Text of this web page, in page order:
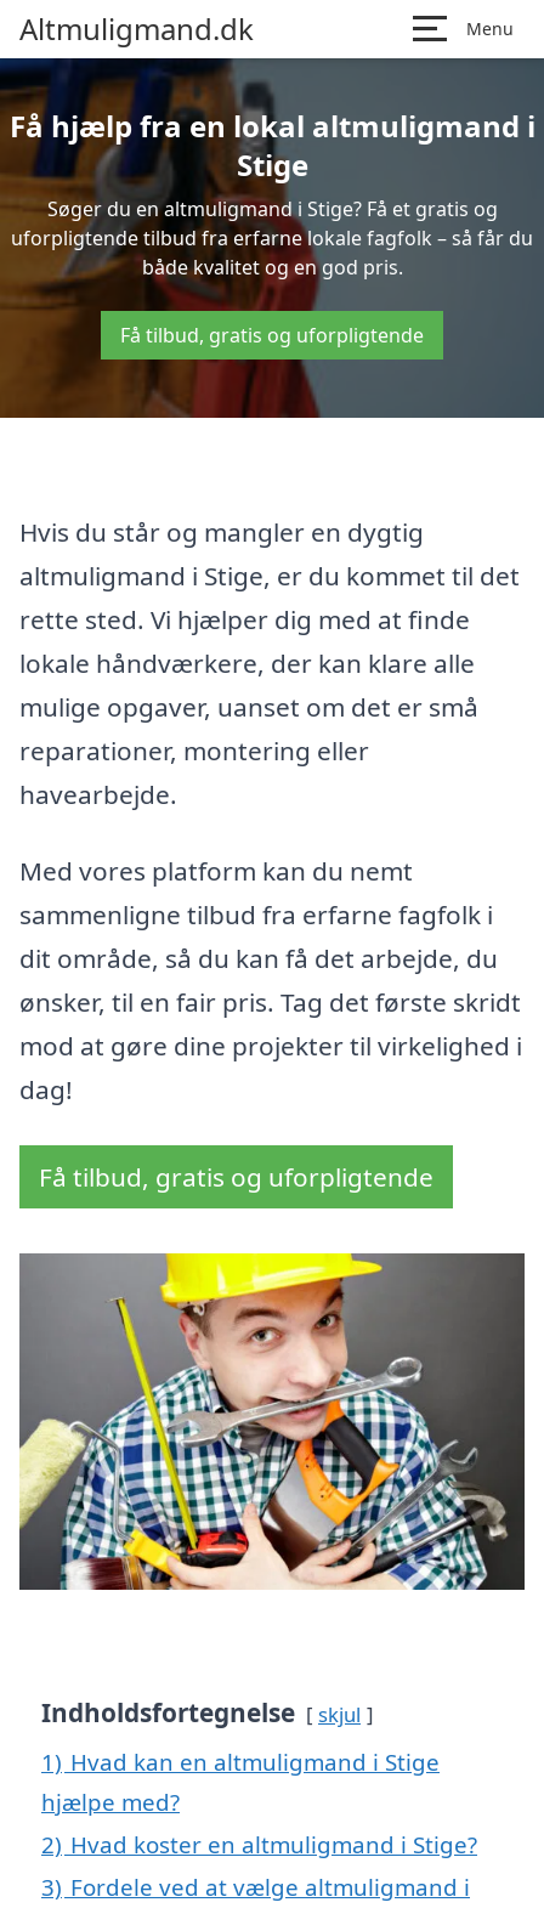
Altmuligmand.dk Menu
Få hjælp fra en lokal altmuligmand i
Stige
Søger du en altmuligmand i Stige? Få et gratis og
uforpligtende tilbud fra erfarne lokale fagfolk – så får du
både kvalitet og en god pris.
Få tilbud, gratis og uforpligtende
Hvis du står og mangler en dygtig
altmuligmand i Stige, er du kommet til det
rette sted. Vi hjælper dig med at finde
lokale håndværkere, der kan klare alle
mulige opgaver, uanset om det er små
reparationer, montering eller
havearbejde.
Med vores platform kan du nemt
sammenligne tilbud fra erfarne fagfolk i
dit område, så du kan få det arbejde, du
ønsker, til en fair pris. Tag det første skridt
mod at gøre dine projekter til virkelighed i
dag!
Få tilbud, gratis og uforpligtende
Indholdsfortegnelse skjul
1) Hvad kan en altmuligmand i Stige
hjælpe med?
2) Hvad koster en altmuligmand i Stige?
3) Fordele ved at vælge altmuligmand i